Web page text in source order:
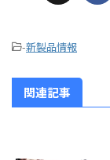
-新製品情報
関連記事